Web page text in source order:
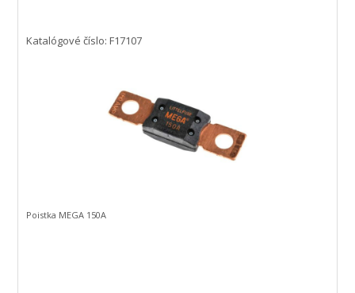
Katalógové číslo: F17107
Poistka MEGA 150A